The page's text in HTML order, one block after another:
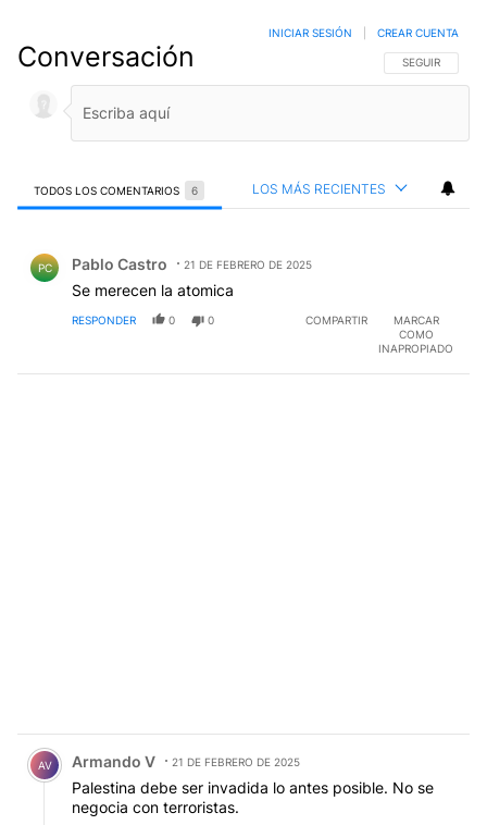
Conversación SIGA ESTA
SEGUIR
INICIAR SESIÓN CREAR CUENTA
TODOS LOS COMENTARIOS 6 LOS MÁS RECIENTES
PC Pablo Castro 21 DE FEBRERO DE 2025
Se merecen la atomica
RESPONDER 0 0 COMPARTIR
MARCAR
COMO
INAPROPIADO
Comentario de Armando V.
AV Armando V 21 DE FEBRERO DE 2025
Palestina debe ser invadida lo antes posible. No se
negocia con terroristas.